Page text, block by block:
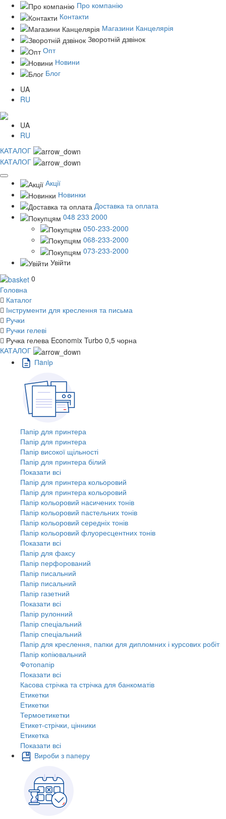
Про компанію
Контакти
Магазини Канцелярія
Зворотній дзвінок
Опт
Новини
Блог
UA
RU
UA
RU
КАТАЛОГ
КАТАЛОГ
Акції
Новинки
Доставка та оплата
048 233 2000
050-233-2000
068-233-2000
073-233-2000
Увійти
0
Головна
Каталог
Інструменти для креслення та письма
Ручки
Ручки гелеві
Ручка гелева Economix Turbo 0,5 чорна
КАТАЛОГ
Пaпiр
Папір для принтера
Папір для принтера
Папір високої щільності
Папір для принтера білий
Показати всі
Папір для принтера кольоровий
Папір для принтера кольоровий
Папір кольоровий насичених тонів
Папір кольоровий пастельних тонів
Папір кольоровий середніх тонів
Папір кольоровий флуоресцентних тонів
Показати всі
Папір для факсу
Папір перфорований
Папір писальний
Папір писальний
Папір газетний
Показати всі
Папір рулонний
Папір спеціальний
Папір спеціальний
Папір для креслення, папки для дипломних і курсових робіт
Папір копіювальний
Фотопапір
Показати всі
Касова стрічка та стрічка для банкоматів
Етикетки
Етикетки
Термоетикетки
Етикет-стрічки, цінники
Етикетка
Показати всі
Вироби з паперу